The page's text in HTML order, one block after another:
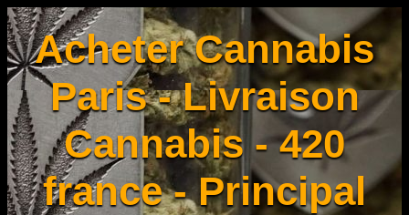
Acheter Cannabis
Paris - Livraison
Cannabis - 420
france - Principal